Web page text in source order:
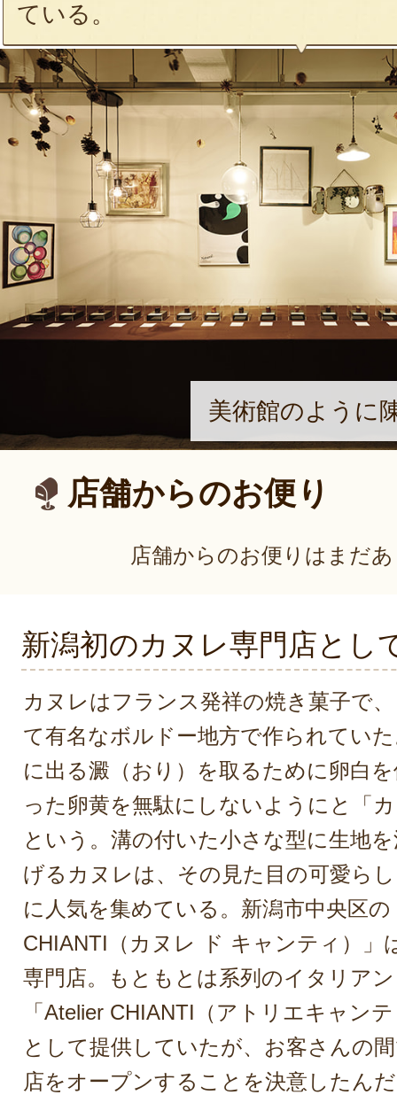
ている。
美術館のように
店舗からのお便り
店舗からのお便りはまだ
新潟初のカヌレ専門店とし
カヌレはフランス発祥の焼き菓子で
て有名なボルドー地方で作られてい
に出る澱（おり）を取るために卵白
った卵黄を無駄にしないようにと「
という。溝の付いた小さな型に生地
げるカヌレは、その見た目の可愛ら
に人気を集めている。新潟市中央区の
CHIANTI（カヌレ ド キャンティ）」
専門店。もともとは系列のイタリア
「Atelier CHIANTI（アトリエキャン
として提供していたが、お客さんの
店をオープンすることを決意したん